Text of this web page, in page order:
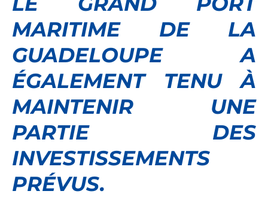
MARITIME DE LA
GUADELOUPE A
ÉGALEMENT TENU À
MAINTENIR UNE
PARTIE DES
INVESTISSEMENTS
PRÉVUS.